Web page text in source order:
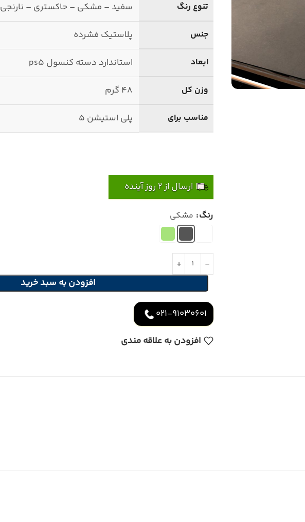
تنوع رنگ سفید – مشکی – حاکستری – نارنجی
جنس پلاستیک فشرده
ابعاد استاندارد دسته کنسول ps5
وزن کل 48 گرم
مناسب برای پلی استیشن 5
ارسال از 2 روز آینده
رنگ مشکی
افزودن به سبد خرید
افزودن به علاقه مندی